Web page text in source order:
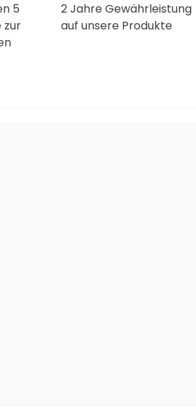
5
zur
2 Jahre Gewährleistung
auf unsere Produkte